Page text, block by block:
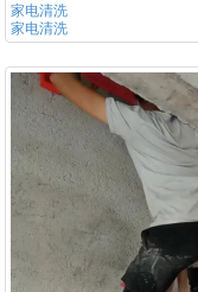
家电清洗
家电清洗